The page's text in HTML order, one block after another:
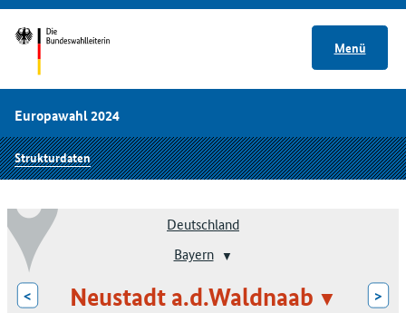
Menü
Europawahl 2024
Strukturdaten
Deutschland
Bayern
< Neustadt a.d.Waldnaab >